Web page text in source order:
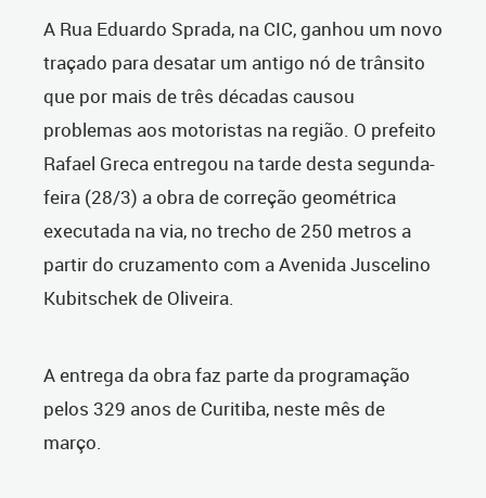
A Rua Eduardo Sprada, na CIC, ganhou um novo
traçado para desatar um antigo nó de trânsito
que por mais de três décadas causou
problemas aos motoristas na região. O prefeito
Rafael Greca entregou na tarde desta segunda-
feira (28/3) a obra de correção geométrica
executada na via, no trecho de 250 metros a
partir do cruzamento com a Avenida Juscelino
Kubitschek de Oliveira.
A entrega da obra faz parte da programação
pelos 329 anos de Curitiba, neste mês de
março.